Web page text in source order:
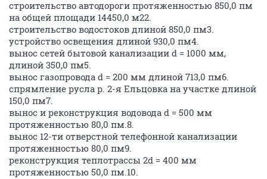
строительство автодороги протяженностью 850,0 пм
на общей площади 14450,0 м22.
строительство водостоков длиной 850,0 пм3.
устройство освещения длиной 930,0 пм4.
вынос сетей бытовой канализации d = 1000 мм,
длиной 350,0 пм5.
вынос газопровода d = 200 мм длиной 713,0 пм6.
спрямление русла р. 2-я Ельцовка на участке длиной
150,0 пм7.
вынос и реконструкция водовода d = 500 мм
протяженностью 80,0 пм.8.
вынос 12-ти отверстной телефонной канализации
протяженностью 80,0 пм9.
реконструкция теплотрассы 2d = 400 мм
протяженностью 50,0 пм.10.